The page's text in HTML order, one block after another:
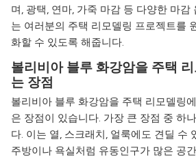
며, 광택, 연마, 가죽 마감 등 다양한 마감
는 여러분의 주택 리모델링 프로젝트를
화할 수 있도록 해줍니다.
볼리비아 블루 화강암을 주택
는 장점
볼리비아 블루 화강암을 주택 리모델링
은 장점이 있습니다. 가장 큰 장점 중 하
다. 이는 열, 스크래치, 얼룩에도 견딜 수
주방이나 욕실처럼 유동인구가 많은 공